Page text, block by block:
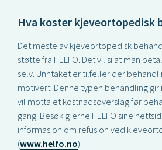
Hva koster kjeveortopedisk
Det meste av kjeveortopedisk
støtte fra HELFO. Det vil si at man
selv. Unntaket er tilfeller der
motivert. Denne typen behandling gir
vil motta et kostnadsoverslag før
gang. Besøk gjerne HELFO sine
informasjon om refusjon ved
(www.helfo.no).